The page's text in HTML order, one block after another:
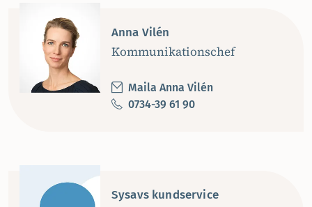
Anna Vilén
Kommunikationschef
Maila Anna Vilén
0734-39 61 90
Sysavs kundservice